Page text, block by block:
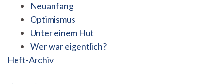
Neuanfang
Optimismus
Unter einem Hut
Wer war eigentlich?
Heft-Archiv